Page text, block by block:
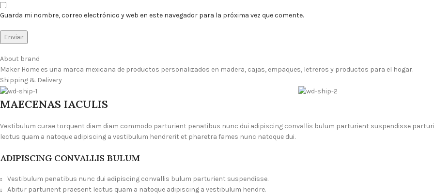
Guarda mi nombre, correo electrónico y web en este navegador para la próxima vez que comente.
About brand
Maker Home es una marca mexicana de productos personalizados en madera, cajas, empaques, letreros y productos para el hogar.
Shipping & Delivery
MAECENAS IACULIS
Vestibulum curae torquent diam diam commodo parturient penatibus nunc dui adipiscing convallis bulum parturient suspendisse
lectus quam a natoque adipiscing a vestibulum hendrerit et pharetra fames nunc natoque dui.
ADIPISCING CONVALLIS BULUM
Vestibulum penatibus nunc dui adipiscing convallis bulum parturient suspendisse.
Abitur parturient praesent lectus quam a natoque adipiscing a vestibulum hendre.